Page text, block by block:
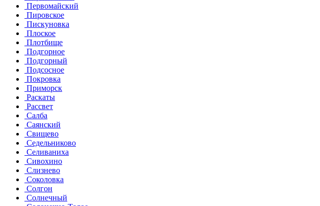
Первомайский
Пировское
Пискуновка
Плоское
Плотбище
Подгорное
Подгорный
Подсосное
Покровка
Приморск
Раскаты
Рассвет
Салба
Саянский
Свищево
Седельниково
Селиваниха
Сивохино
Слизнево
Соколовка
Солгон
Солнечный